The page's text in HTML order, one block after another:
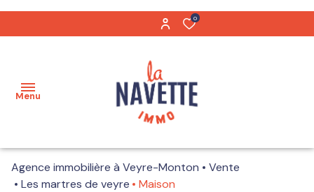
0
Menu
Acheter
Agence immobilière à Veyre-Monton
Vente
Les martres de veyre
Maison